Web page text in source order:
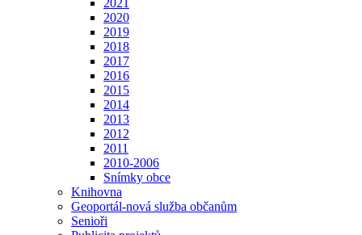
2021
2020
2019
2018
2017
2016
2015
2014
2013
2012
2011
2010-2006
Snímky obce
Knihovna
Geoportál-nová služba občanům
Senioři